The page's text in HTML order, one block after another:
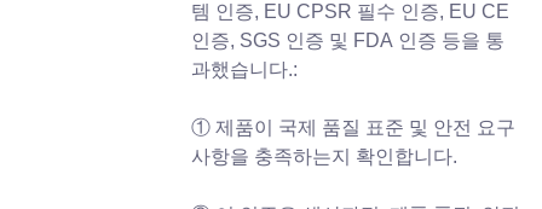
템 인증, EU CPSR 필수 인증, EU CE
인증, SGS 인증 및 FDA 인증 등을 통
과했습니다.:
① 제품이 국제 품질 표준 및 안전 요구
사항을 충족하는지 확인합니다.